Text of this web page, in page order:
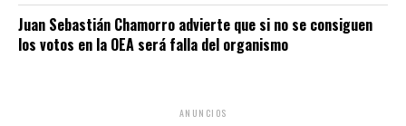
Juan Sebastián Chamorro advierte que si no se consiguen
los votos en la OEA será falla del organismo
ANUNCIOS